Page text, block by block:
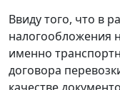
Ввиду того, что в
налогообложения
именно
договора